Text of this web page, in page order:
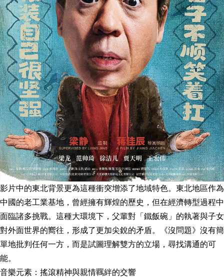
影片中的東北背景更為這種衝突增添了地域特色。東北地區作為
中國的老工業基地，曾經擁有輝煌的歷史，但在經濟轉型過程中
面臨諸多挑戰。這種大環境下，父輩對「鐵飯碗」的執著與子女
對外面世界的嚮往，形成了更加尖銳的矛盾。《沒問題》沒有簡
單地批判任何一方，而是試圖理解雙方的立場，尋找溝通的可
能。
音樂元素：搖滾精神與親情羈絆的交響